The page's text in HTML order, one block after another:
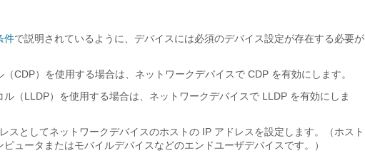
件で説明されているように、デバイスには必須のデバイス設定が存在する必要が
CDP）を使用する場合は、ネットワークデバイスで CDP を有効にします。
ル（LLDP）を使用する場合は、ネットワークデバイスで LLDP を有効にしま
スとしてネットワークデバイスのホストの IP アドレスを設定します。（ホスト
ュータまたはモバイルデバイスなどのエンドユーザデバイスです。）